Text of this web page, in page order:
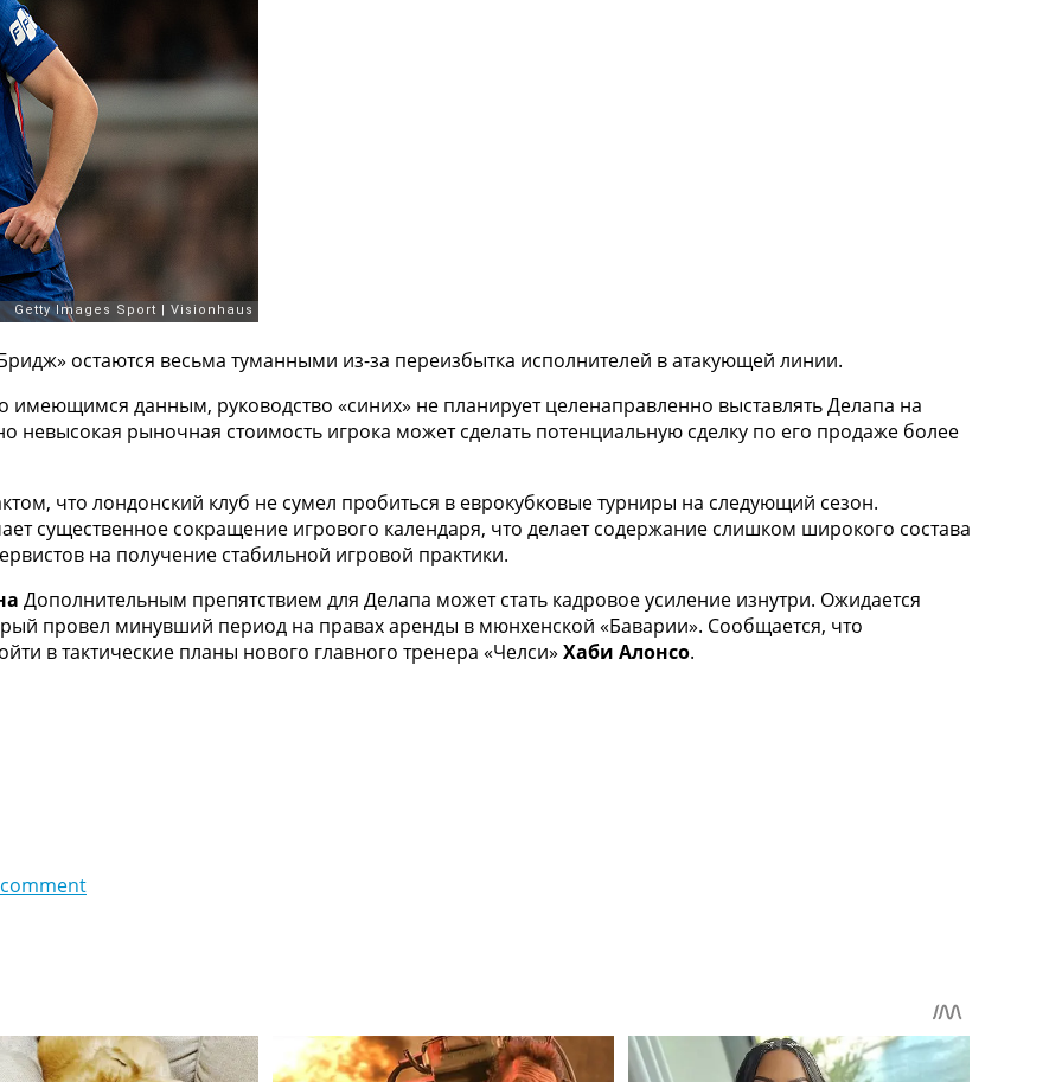
остаются весьма туманными из-за переизбытка исполнителей в атакующей линии.
имеющимся данным, руководство «синих» не планирует целенаправленно выставлять Делапа на
невысокая рыночная стоимость игрока может сделать потенциальную сделку по его продаже более
что лондонский клуб не сумел пробиться в еврокубковые турниры на следующий сезон.
существенное сокращение игрового календаря, что делает содержание слишком широкого состава
на получение стабильной игровой практики.
Дополнительным препятствием для Делапа может стать кадровое усиление изнутри. Ожидается
провел минувший период на правах аренды в мюнхенской «Баварии». Сообщается, что
в тактические планы нового главного тренера «Челси» Хаби Алонсо.